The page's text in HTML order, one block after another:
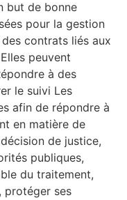
but de bonne
pour la gestion
contrats liés aux
peuvent
à des
le suivi Les
afin de répondre à
en matière de
de justice,
publiques,
du traitement,
protéger ses